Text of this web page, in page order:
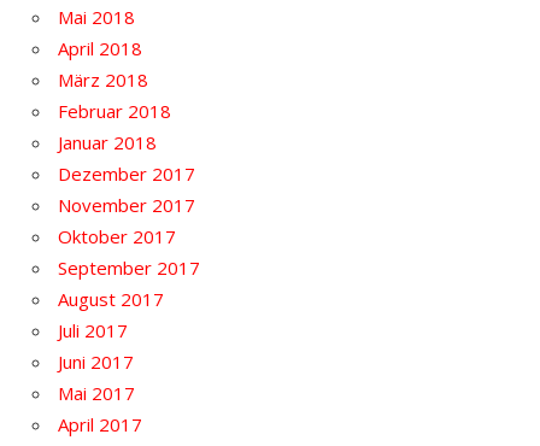
Mai 2018
April 2018
März 2018
Februar 2018
Januar 2018
Dezember 2017
November 2017
Oktober 2017
September 2017
August 2017
Juli 2017
Juni 2017
Mai 2017
April 2017